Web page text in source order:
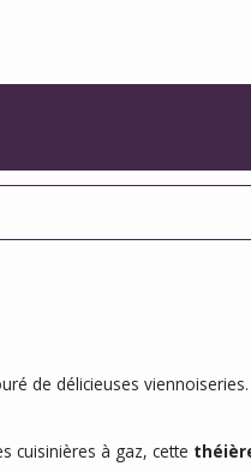
de délicieuses
cuisinières à gaz, cette